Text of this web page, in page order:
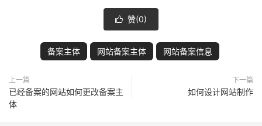
 赞(0)
备案主体 网站备案主体 网站备案信息
上一篇
已经备案的网站如何更改备案主
体
下一篇
如何设计网站制作